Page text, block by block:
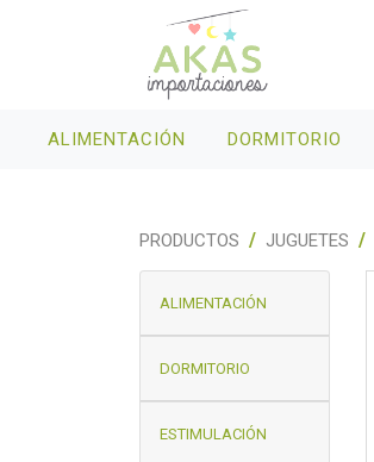
ALIMENTACIÓN DORMITORIO
PRODUCTOS JUGUETES
ALIMENTACIÓN
DORMITORIO
ESTIMULACIÓN